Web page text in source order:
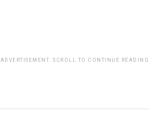
ADVERTISEMENT. SCROLL TO CONTINUE READING.